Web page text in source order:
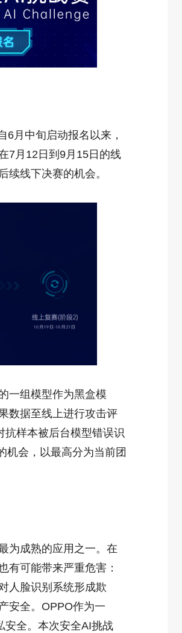
6月中旬启动报名以来，
7月12日到9月15日的线
续线下决赛的机会。
一组模型作为黑盒模
数据至线上进行攻击评
抗样本被后台模型错误识
机会，以最高分为当前团
为成熟的应用之一。在
有可能带来严重危害：
人脸识别系统形成欺
安全。OPPO作为一
安全。本次安全AI挑战